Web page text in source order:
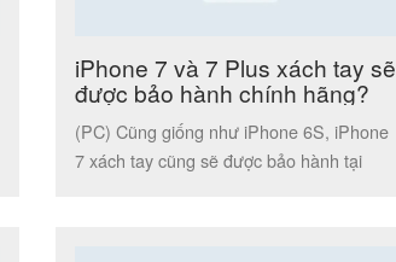
iPhone 7 và 7 Plus xách tay sẽ
được bảo hành chính hãng?
(PC) Cũng giống như iPhone 6S, iPhone
7 xách tay cũng sẽ được bảo hành tại